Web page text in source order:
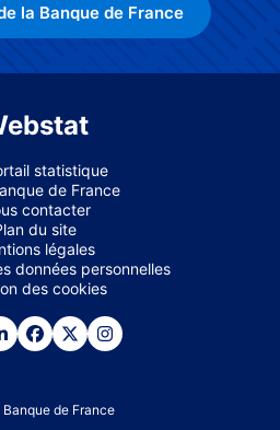
la Banque de France
statistique
de France
contacter
du site
légales
données personnelles
des cookies
Banque de France